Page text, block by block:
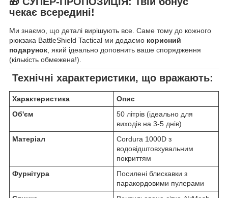
чекає всередині!
Ми знаємо, що деталі вирішують все. Саме тому до кожного
рюкзака BattleShield Tactical ми додаємо корисний
подарунок , який ідеально доповнить ваше спорядження
(кількість обмежена!).
Технічні характеристики, що вражають:
Характеристика
Опис
Об'єм
50 літрів (ідеально для
виходів на 3-5 днів)
Матеріал
Cordura 1000D з
водовідштовхувальним
покриттям
Фурнітура
Посилені блискавки з
паракордовими пулерами